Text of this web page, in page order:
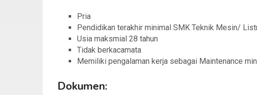
Pria
Pendidikan terakhir minimal SMK Teknik Mesin/
Usia maksmial 28 tahun
Tidak berkacamata
Memiliki pengalaman kerja sebagai Maintenance
Dokumen: